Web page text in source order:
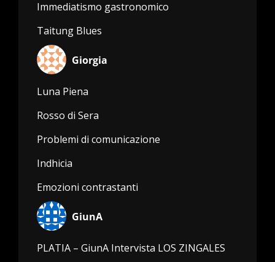
Immediatismo gastronomico
Taitung Blues
Giorgia
Luna Piena
Rosso di Sera
Problemi di comunicazione
Indhicia
Emozioni contrastanti
GiunA
PLATIA – GiunA Intervista LOS ZINGALES